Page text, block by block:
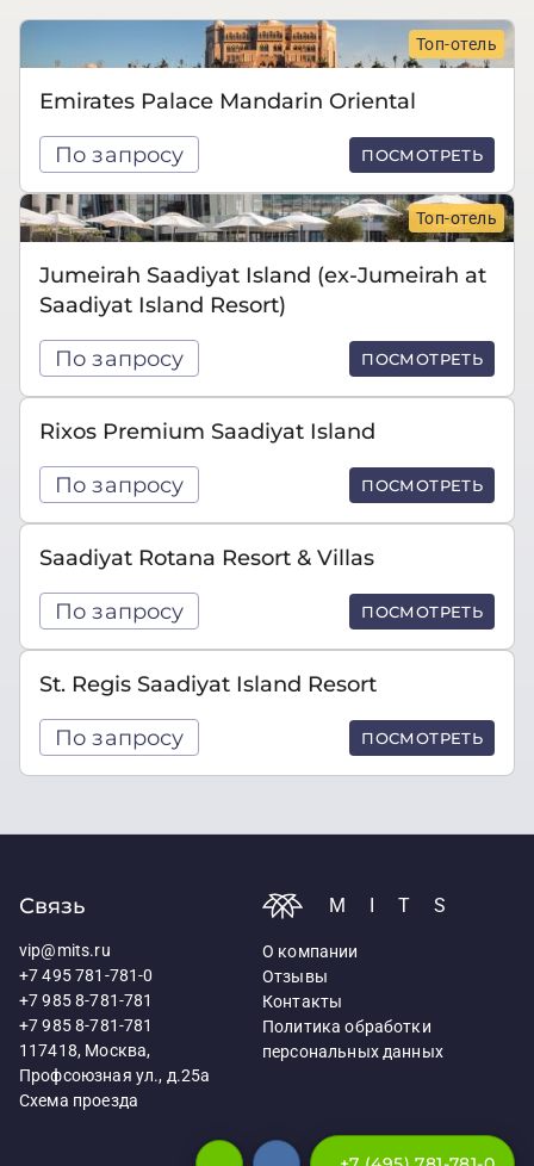
Топ-отель
Emirates Palace Mandarin Oriental
По запросу ПОСМОТРЕТЬ
Топ-отель
Jumeirah Saadiyat Island (ex-Jumeirah at
Saadiyat Island Resort)
По запросу ПОСМОТРЕТЬ
Rixos Premium Saadiyat Island
По запросу ПОСМОТРЕТЬ
Saadiyat Rotana Resort & Villas
По запросу ПОСМОТРЕТЬ
St. Regis Saadiyat Island Resort
По запросу ПОСМОТРЕТЬ
Связь
vip@mits.ru
+7 495 781-781-0
+7 985 8-781-781
+7 985 8-781-781
117418, Москва,
Профсоюзная ул., д.25а
Схема проезда
MITS
О компании
Отзывы
Контакты
Политика обработки
персональных данных